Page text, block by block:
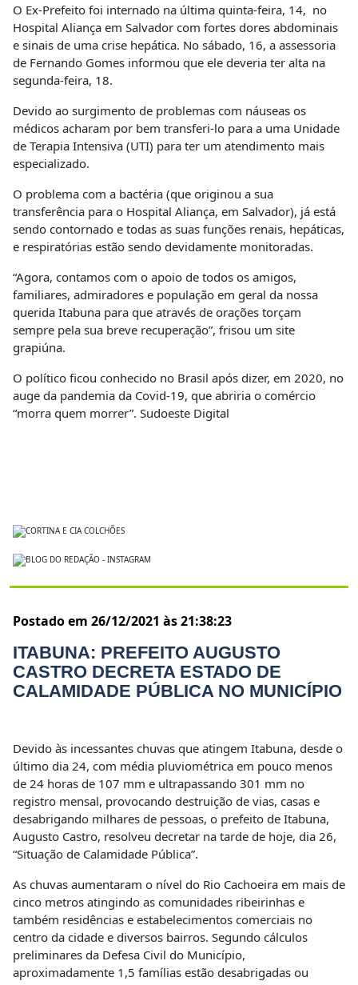
O Ex-Prefeito foi internado na última quinta-feira, 14, no
Hospital Aliança em Salvador com fortes dores abdominais
e sinais de uma crise hepática. No sábado, 16, a assessoria
de Fernando Gomes informou que ele deveria ter alta na
segunda-feira, 18.
Devido ao surgimento de problemas com náuseas os
médicos acharam por bem transferi-lo para a uma Unidade
de Terapia Intensiva (UTI) para ter um atendimento mais
especializado.
O problema com a bactéria (que originou a sua
transferência para o Hospital Aliança, em Salvador), já está
sendo contornado e todas as suas funções renais, hepáticas,
e respiratórias estão sendo devidamente monitoradas.
“Agora, contamos com o apoio de todos os amigos,
familiares, admiradores e população em geral da nossa
querida Itabuna para que através de orações torçam
sempre pela sua breve recuperação”, frisou um site
grapiúna.
O político ficou conhecido no Brasil após dizer, em 2020, no
auge da pandemia da Covid-19, que abriria o comércio
“morra quem morrer”. Sudoeste Digital
Postado em 26/12/2021 às 21:38:23
ITABUNA: PREFEITO AUGUSTO
CASTRO DECRETA ESTADO DE
CALAMIDADE PÚBLICA NO MUNICÍPIO
Devido às incessantes chuvas que atingem Itabuna, desde o
último dia 24, com média pluviométrica em pouco menos
de 24 horas de 107 mm e ultrapassando 301 mm no
registro mensal, provocando destruição de vias, casas e
desabrigando milhares de pessoas, o prefeito de Itabuna,
Augusto Castro, resolveu decretar na tarde de hoje, dia 26,
“Situação de Calamidade Pública”.
As chuvas aumentaram o nível do Rio Cachoeira em mais de
cinco metros atingindo as comunidades ribeirinhas e
também residências e estabelecimentos comerciais no
centro da cidade e diversos bairros. Segundo cálculos
preliminares da Defesa Civil do Município,
aproximadamente 1,5 famílias estão desabrigadas ou